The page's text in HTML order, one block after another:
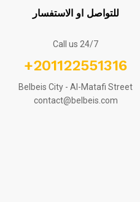
للتواصل او الاستفسار
Call us 24/7
+201122551316
Belbeis City - Al-Matafi Street
contact@belbeis.com